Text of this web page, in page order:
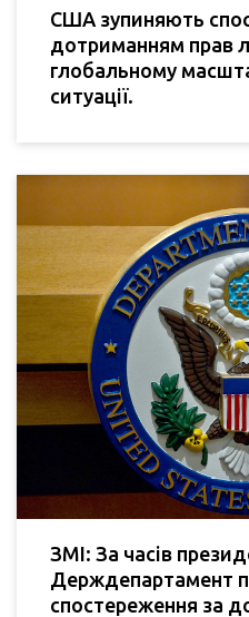
США зупиняють
дотриманням прав
глобальному
ситуації.
ЗМІ: За часів
Держдепартамент
спостереження за